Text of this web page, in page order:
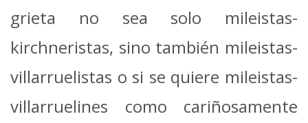
grieta no sea solo mileistas-
kirchneristas, sino también mileistas-
villarruelistas o si se quiere mileistas-
villarruelines como cariñosamente